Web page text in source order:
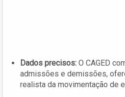
Dados precisos: O CAGED
admissões e demissões,
realista da movimentação de